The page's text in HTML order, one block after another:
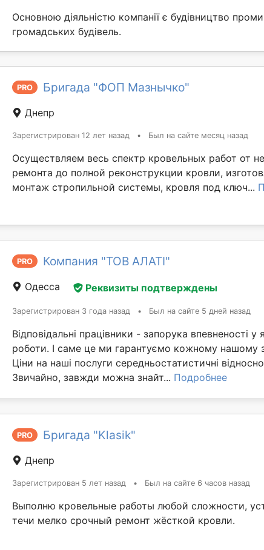
Основною діяльністю компанії є будівництво
громадських будівель.
PRO Бригада "ФОП Мазнычко"
Днепр
Зарегистрирован 12 лет назад • Был на сайте месяц назад
Осуществляем весь спектр кровельных работ от
ремонта до полной реконструкции кровли,
монтаж стропильной системы, кровля под ключ...
PRO Компания "ТОВ АЛАТІ"
Одесса Реквизиты подтверждены
Зарегистрирован 3 года назад • Был на сайте 5 дней назад
Відповідальні працівники - запорука впевненості у
роботи. І саме це ми гарантуємо кожному нашому
Ціни на наші послуги середньостатистичні
Звичайно, завжди можна знайт... Подробнее
PRO Бригада "Klasik"
Днепр
Зарегистрирован 5 лет назад • Был на сайте 6 часов назад
Выполню кровельные работы любой сложности,
течи мелко срочный ремонт жёсткой кровли.